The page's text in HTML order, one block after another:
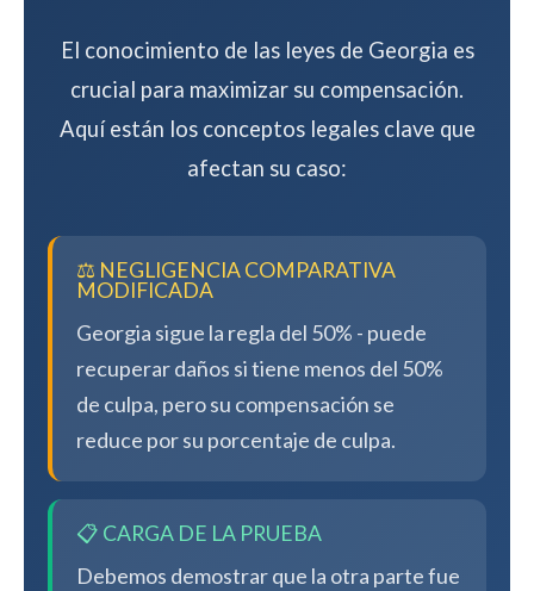
El conocimiento de las leyes de Georgia es
crucial para maximizar su compensación.
Aquí están los conceptos legales clave que
afectan su caso:
⚖️ NEGLIGENCIA COMPARATIVA
MODIFICADA
Georgia sigue la regla del 50% - puede
recuperar daños si tiene menos del 50%
de culpa, pero su compensación se
reduce por su porcentaje de culpa.
📋 CARGA DE LA PRUEBA
Debemos demostrar que la otra parte fue